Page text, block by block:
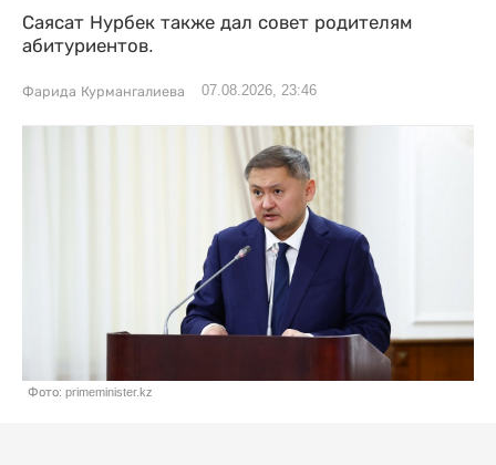
Саясат Нурбек также дал совет родителям
абитуриентов.
Фарида Курмангалиева 07.08.2026, 23:46
Фото: primeminister.kz